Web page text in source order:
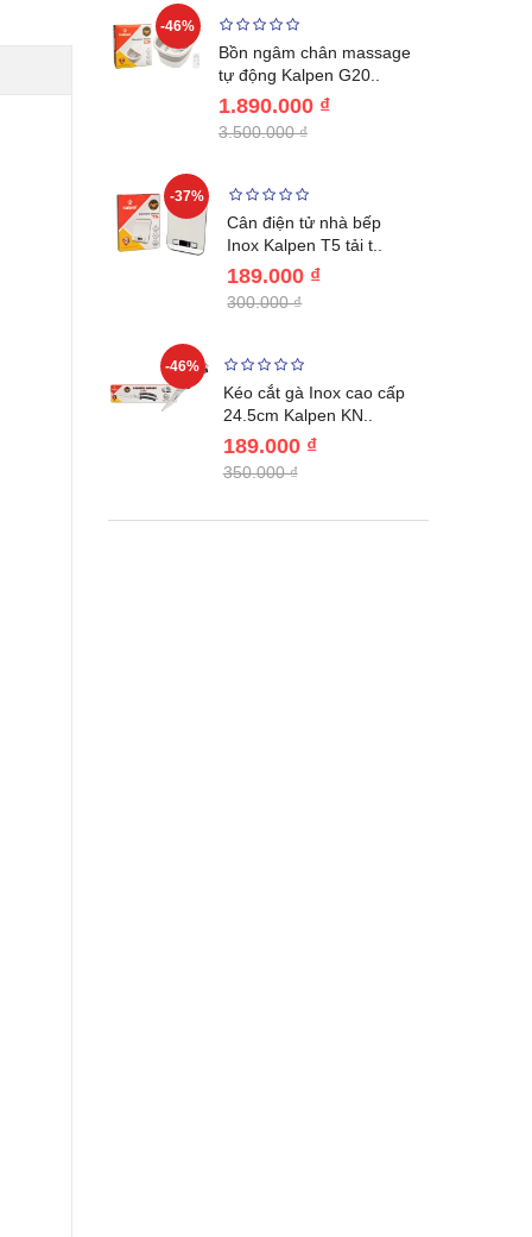
-46%
Bồn ngâm chân massage
tự động Kalpen G20..
1.890.000 ₫
3.500.000 ₫
-37%
Cân điện tử nhà bếp
Inox Kalpen T5 tải t..
189.000 ₫
300.000 ₫
-46%
Kéo cắt gà Inox cao cấp
24.5cm Kalpen KN..
189.000 ₫
350.000 ₫